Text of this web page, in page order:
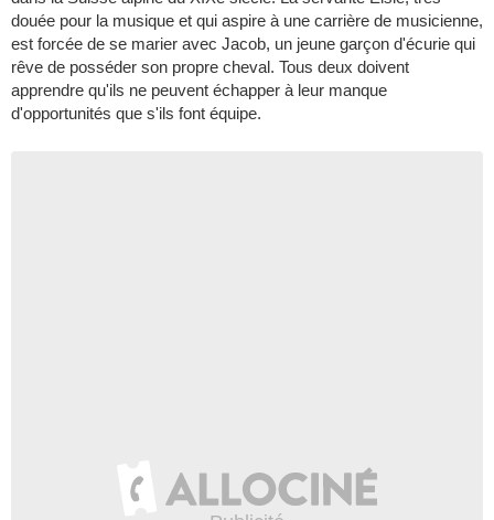
douée pour la musique et qui aspire à une carrière de musicienne,
est forcée de se marier avec Jacob, un jeune garçon d'écurie qui
rêve de posséder son propre cheval. Tous deux doivent
apprendre qu'ils ne peuvent échapper à leur manque
d'opportunités que s'ils font équipe.